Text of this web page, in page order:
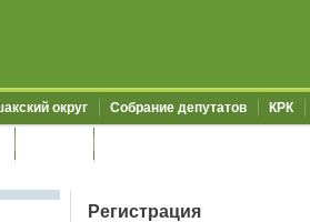
округ Собрание депутатов КРК
Регистрация